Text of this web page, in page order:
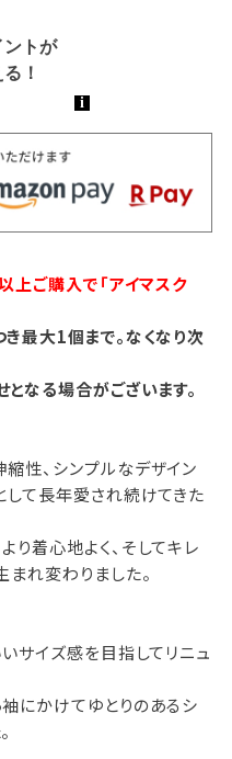
ご購入で「アイマスク
最大1個まで。なくなり次
なる場合がございます。
性、シンプルなデザイン
して長年愛され続けてきた
り着心地よく、そしてキレ
まれ変わりました。
サイズ感を目指してリニュ
にかけてゆとりのあるシ